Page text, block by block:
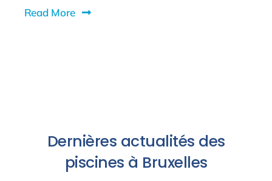
Read More
Dernières actualités des
piscines à Bruxelles